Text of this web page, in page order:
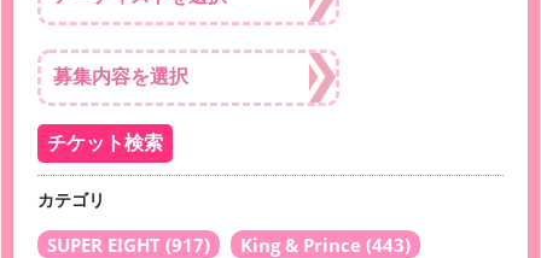
カテゴリ
SUPER EIGHT (917) King & Prince (443)